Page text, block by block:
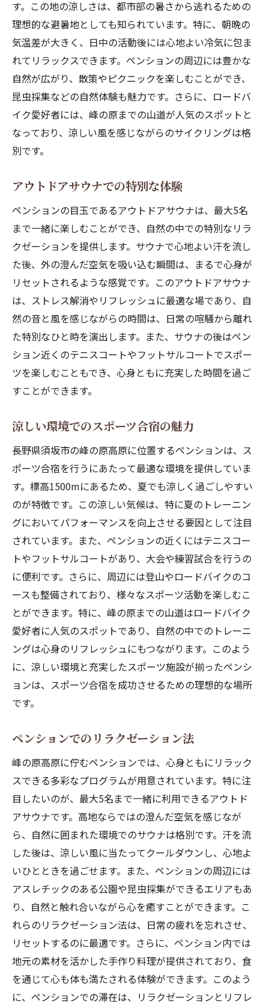
す。この地の涼しさは、都市部の暑さから逃れるための
理想的な避暑地としても知られています。特に、朝晩の
気温差が大きく、日中の活動後には心地よい冷気に包ま
れてリラックスできます。ペンションの周辺には豊かな
自然が広がり、散策やピクニックを楽しむことができ、
昆虫採集などの自然体験も魅力です。さらに、ロードバ
イク愛好者には、峰の原までの山道が人気のスポットと
なっており、涼しい風を感じながらのサイクリングは格
別です。
アウトドアサウナでの特別な体験
ペンションの目玉であるアウトドアサウナは、最大5名
まで一緒に楽しむことができ、自然の中での特別なリラ
クゼーションを提供します。サウナで心地よい汗を流し
た後、外の澄んだ空気を吸い込む瞬間は、まるで心身が
リセットされるような感覚です。このアウトドアサウナ
は、ストレス解消やリフレッシュに最適な場であり、自
然の音と風を感じながらの時間は、日常の喧騒から離れ
た特別なひと時を演出します。また、サウナの後はペン
ション近くのテニスコートやフットサルコートでスポー
ツを楽しむこともでき、心身ともに充実した時間を過ご
すことができます。
涼しい環境でのスポーツ合宿の魅力
長野県須坂市の峰の原高原に位置するペンションは、ス
ポーツ合宿を行うにあたって最適な環境を提供していま
す。標高1500mにあるため、夏でも涼しく過ごしやすい
のが特徴です。この涼しい気候は、特に夏のトレーニン
グにおいてパフォーマンスを向上させる要因として注目
されています。また、ペンションの近くにはテニスコー
トやフットサルコートがあり、大会や練習試合を行うの
に便利です。さらに、周辺には登山やロードバイクのコ
ースも整備されており、様々なスポーツ活動を楽しむこ
とができます。特に、峰の原までの山道はロードバイク
愛好者に人気のスポットであり、自然の中でのトレーニ
ングは心身のリフレッシュにもつながります。このよう
に、涼しい環境と充実したスポーツ施設が揃ったペンシ
ョンは、スポーツ合宿を成功させるための理想的な場所
です。
ペンションでのリラクゼーション法
峰の原高原に佇むペンションでは、心身ともにリラック
スできる多彩なプログラムが用意されています。特に注
目したいのが、最大5名まで一緒に利用できるアウトド
アサウナです。高地ならではの澄んだ空気を感じなが
ら、自然に囲まれた環境でのサウナは格別です。汗を流
した後は、涼しい風に当たってクールダウンし、心地よ
いひとときを過ごせます。また、ペンションの周辺には
アスレチックのある公園や昆虫採集ができるエリアもあ
り、自然と触れ合いながら心を癒すことができます。こ
れらのリラクゼーション法は、日常の疲れを忘れさせ、
リセットするのに最適です。さらに、ペンション内では
地元の素材を活かした手作り料理が提供されており、食
を通じて心も体も満たされる体験ができます。このよう
に、ペンションでの滞在は、リラクゼーションとリフレ